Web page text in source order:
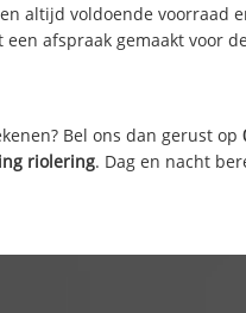
altijd voldoende
afspraak gemaakt voor
Bel ons dan gerust op
riolering. Dag en nacht